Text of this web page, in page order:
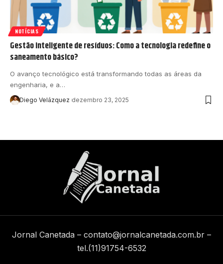
NOTÍCIAS
Gestão inteligente de resíduos: Como a tecnologia redefine o
saneamento básico?
O avanço tecnológico está transformando todas as áreas da
engenharia, e a…
Diego Velázquez dezembro 23, 2025
Jornal Canetada – contato@jornalcanetada.com.br –
tel.(11)91754-6532